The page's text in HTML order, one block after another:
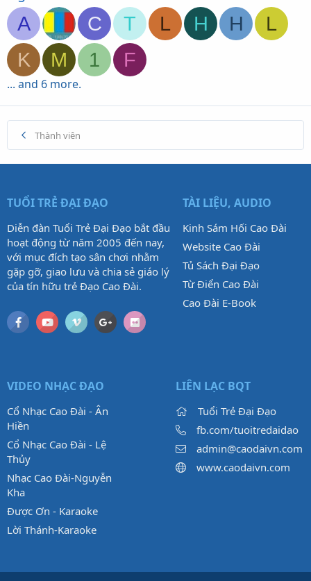
A C T L H H
L
K
M 1 F
... and 6 more.
Thành viên
TUỔI TRẺ ĐẠI ĐẠO
Diễn đàn Tuổi Trẻ Đại Đạo bắt đầu
hoạt động từ năm 2005 đến nay,
với mục đích tạo sân chơi nhằm
gặp gỡ, giao lưu và chia sẻ giáo lý
của tín hữu trẻ Đạo Cao Đài.
TÀI LIỆU, AUDIO
Kinh Sám Hối Cao Đài
Website Cao Đài
Tủ Sách Đại Đạo
Từ Điển Cao Đài
Cao Đài E-Book
VIDEO NHẠC ĐẠO
Cổ Nhạc Cao Đài - Ân
Hiền
Cổ Nhạc Cao Đài - Lệ
Thủy
Nhạc Cao Đài-Nguyễn
Kha
Được Ơn - Karaoke
Lời Thánh-Karaoke
LIÊN LẠC BQT
Tuổi Trẻ Đại Đạo
fb.com/tuoitredaidao
admin@caodaivn.com
www.caodaivn.com